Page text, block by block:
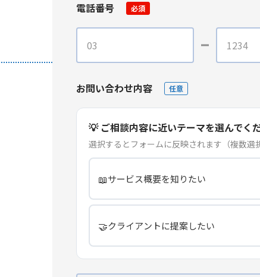
電話番号 必須
お問い合わせ内容 任意
💡 ご相談内容に近いテーマを選んでく
選択するとフォームに反映されます（複数選
📖サービス概要を知りたい
🤝クライアントに提案したい